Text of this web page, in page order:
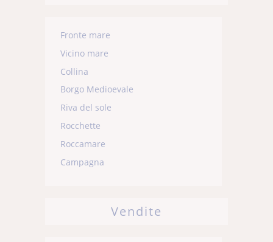
Fronte mare
Vicino mare
Collina
Borgo Medioevale
Riva del sole
Rocchette
Roccamare
Campagna
Vendite